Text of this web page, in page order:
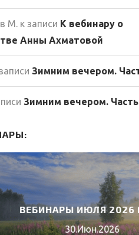
М. к записи К вебинару о
Анны Ахматовой
Зимним вечером.
Зимним вечером.
ИЮЛЯ 2026 ГОДА
30.Июн.2026